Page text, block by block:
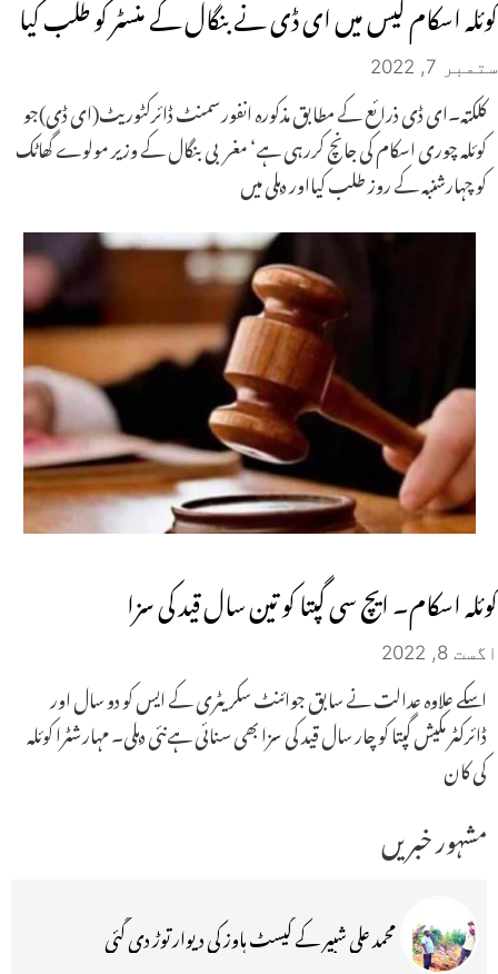
کوئلہ اسکام کیس میں ای ڈی نے بنگال کے منسٹر کو طلب کیا
ستمبر 7, 2022
کلکتہ۔ای ڈی ذرائع کے مطابق مذکورہ انفورسمنٹ ڈائرکٹوریٹ(ای ڈی)جو
کوئلہ چوری اسکام کی جانچ کررہی ہے‘ مغربی بنگال کے وزیر مولوے گھاٹک
کو چہارشنبہ کے روز طلب کیااور دہلی میں
کوئلہ اسکام۔ ایچ سی گپتا کو تین سال قید کی سزا
اگست 8, 2022
اسکے علاوہ عدالت نے سابق جوائنٹ سکریٹری کے ایس کو دو سال اور
ڈائرکٹر مکیش گپتا کو چار سال قید کی سزا بھی سنائی ہےنئی دہلی۔ مہارشٹرا کوئلہ
کی کان
مشہور خبریں
محمد علی شبیر کے گیسٹ ہاوز کی دیوار توڑ دی گئی